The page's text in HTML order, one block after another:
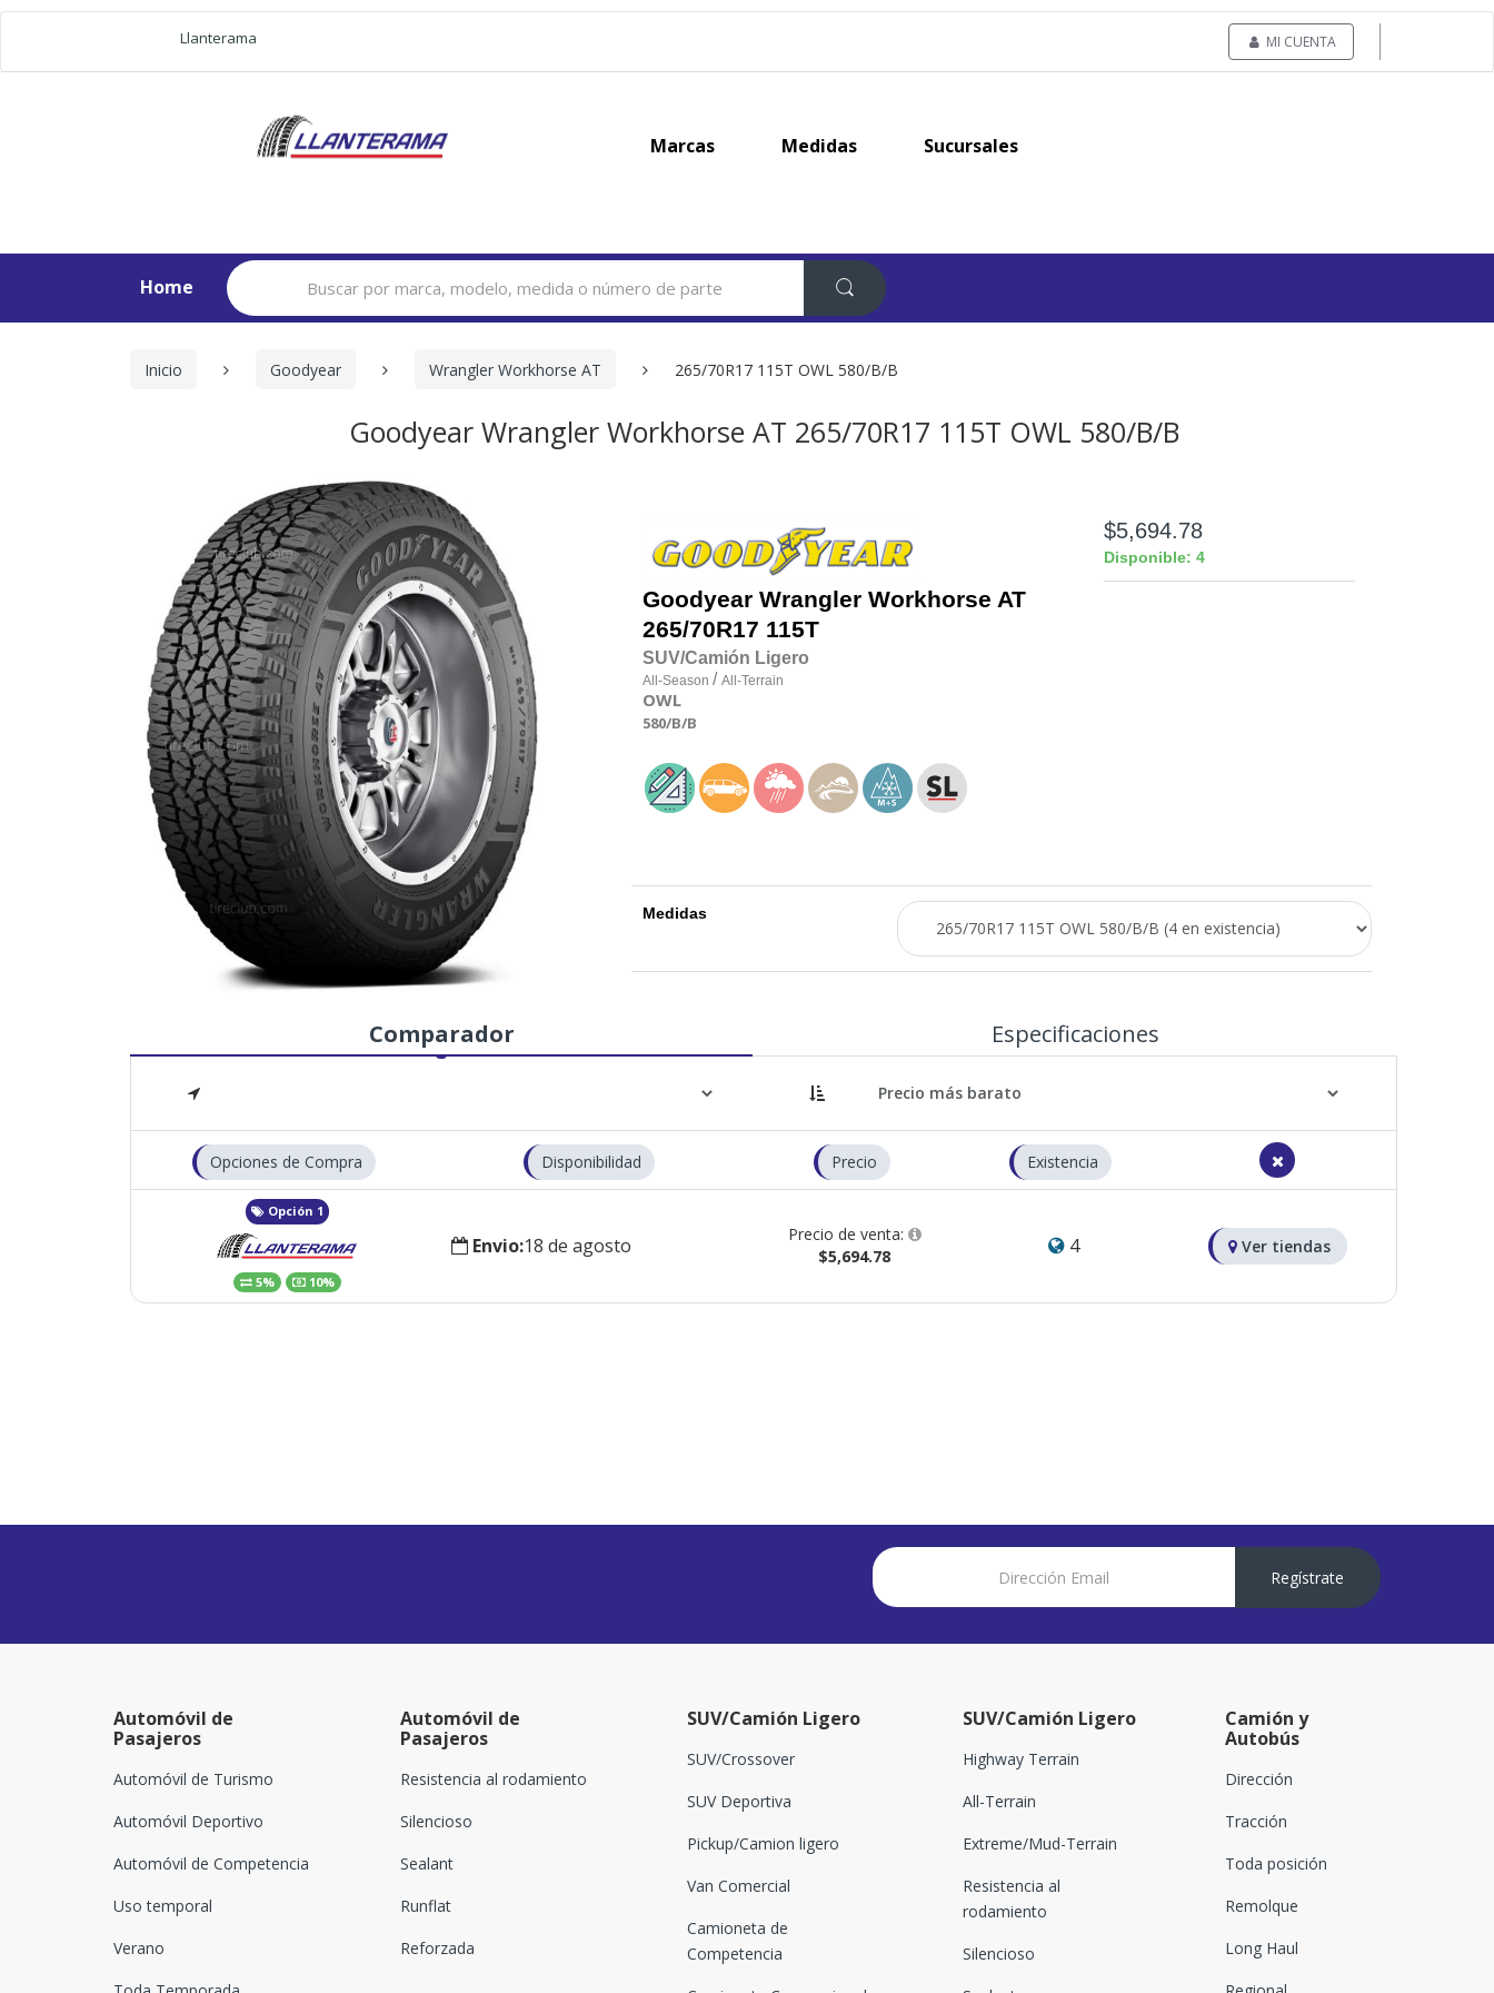
Llanterama MI CUENTA
Marcas Medidas Sucursales
Home
Search
for:
Inicio Goodyear Wrangler Workhorse AT 265/70R17 115T OWL 580/B/B
Goodyear Wrangler Workhorse AT 265/70R17 115T OWL 580/B/B
Goodyear Wrangler Workhorse AT
265/70R17 115T
SUV/Camión Ligero
All-Season / All-Terrain
OWL
580/B/B
$5,694.78
Disponible: 4
Medidas
Comparador Especificaciones
Opciones de Compra Disponibilidad Precio Existencia
Opción 1
5% 10%
Envio:18 de agosto
Precio de venta:
$5,694.78
4 Ver tiendas
Regístrate
Automóvil de
Pasajeros
Automóvil de Turismo
Automóvil Deportivo
Automóvil de Competencia
Uso temporal
Verano
Automóvil de
Pasajeros
Resistencia al rodamiento
Silencioso
Sealant
Runflat
Reforzada
SUV/Camión Ligero
SUV/Crossover
SUV Deportiva
Pickup/Camion ligero
Van Comercial
Camioneta de
Competencia
SUV/Camión Ligero
Highway Terrain
All-Terrain
Extreme/Mud-Terrain
Resistencia al
rodamiento
Silencioso
Camión y
Autobús
Dirección
Tracción
Toda posición
Remolque
Long Haul